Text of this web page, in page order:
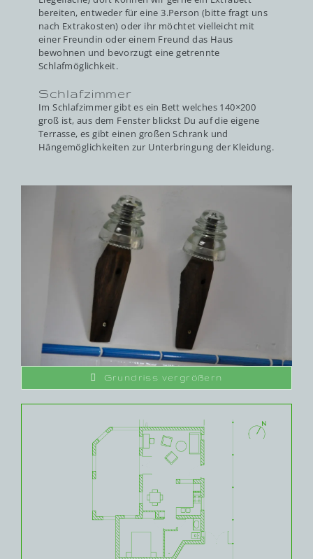
bereiten, entweder für eine 3.Person (bitte fragt uns
nach Extrakosten) oder ihr möchtet vielleicht mit
einer Freundin oder einem Freund das Haus
bewohnen und bevorzugt eine getrennte
Schlafmöglichkeit.
Schlafzimmer
Im Schlafzimmer gibt es ein Bett welches 140×200
groß ist, aus dem Fenster blickst Du auf die eigene
Terrasse, es gibt einen großen Schrank und
Hängemöglichkeiten zur Unterbringung der Kleidung.
Grundriss vergrößern